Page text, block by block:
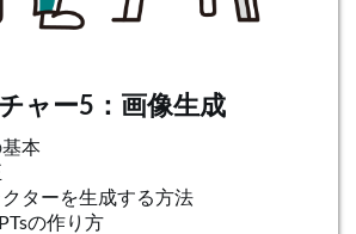
ャー5：画像生成
本
ターを生成する方法
の作り方